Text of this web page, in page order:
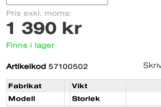
Pris exkl. moms:
1 390 kr
Finns i lager
Artikelkod 57100502
Fabrikat
Vikt
Modell
Storlek